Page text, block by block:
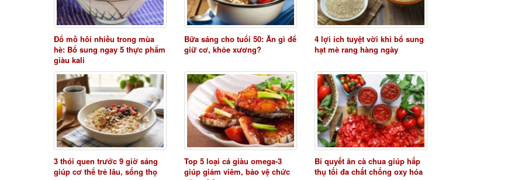
Đổ mồ hôi nhiều trong mùa
hè: Bổ sung ngay 5 thực phẩm
giàu kali
Bữa sáng cho tuổi 50: Ăn gì để
giữ cơ, khỏe xương?
4 lợi ích tuyệt vời khi bổ sung
hạt mè rang hàng ngày
3 thói quen trước 9 giờ sáng
giúp cơ thể trẻ lâu, sống thọ
Top 5 loại cá giàu omega-3
giúp giảm viêm, bảo vệ chức
Bí quyết ăn cà chua giúp hấp
thụ tối đa chất chống oxy hóa